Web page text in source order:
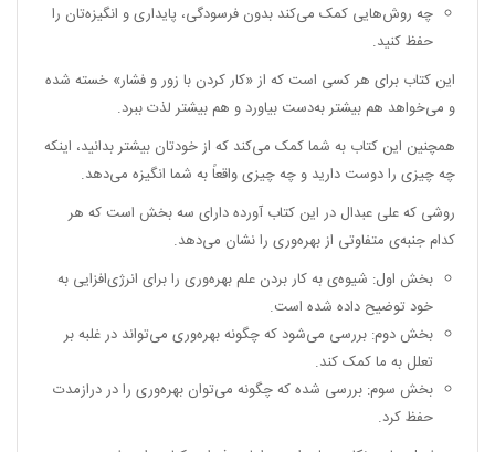
چه روش‌هایی کمک می‌کند بدون فرسودگی، پایداری و انگیزه‌تان را
حفظ کنید.
این کتاب برای هر کسی است که از «کار کردن با زور و فشار» خسته شده
و می‌خواهد هم بیشتر به‌دست بیاورد و هم بیشتر لذت ببرد.
همچنین این کتاب به شما کمک می‌کند که از خودتان بیشتر بدانید، اینکه
چه چیزی را دوست دارید و چه چیزی واقعاً به شما انگیزه می‌دهد.
روشی که علی عبدال در این کتاب آورده دارای سه بخش است که هر
کدام جنبه‌ی متفاوتی از بهره‌وری را نشان می‌دهد.
بخش اول: شیوه‌ی به کار بردن علم بهره‌وری را برای انرژی‌افزایی به
خود توضیح داده شده است.
بخش دوم: بررسی می‌شود که چگونه بهره‌وری می‌تواند در غلبه بر
تعلل به ما کمک کند.
بخش سوم: بررسی شده که چگونه می‌توان بهره‌وری را در درازمدت
حفظ کرد.